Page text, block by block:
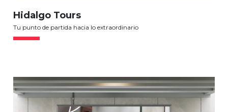
Hidalgo Tours
Tu punto de partida hacia lo extraordinario